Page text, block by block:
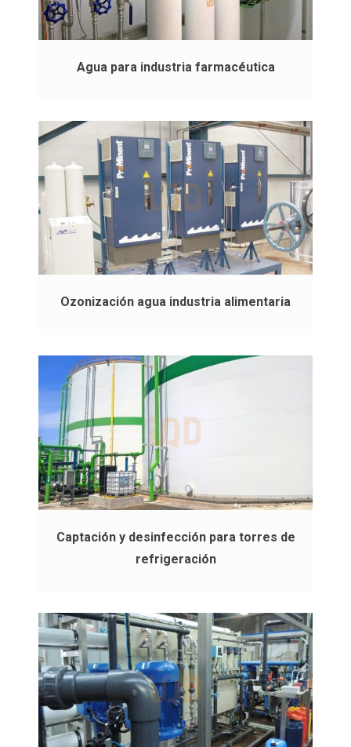
Agua para industria farmacéutica
Ozonización agua industria alimentaria
Captación y desinfección para torres de
refrigeración